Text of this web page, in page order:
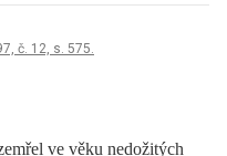
č. 12, s. 575.
ve věku nedožitých